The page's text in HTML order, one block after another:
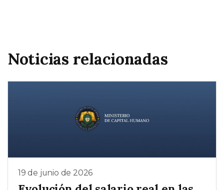
Noticias relacionadas
19 de junio de 2026